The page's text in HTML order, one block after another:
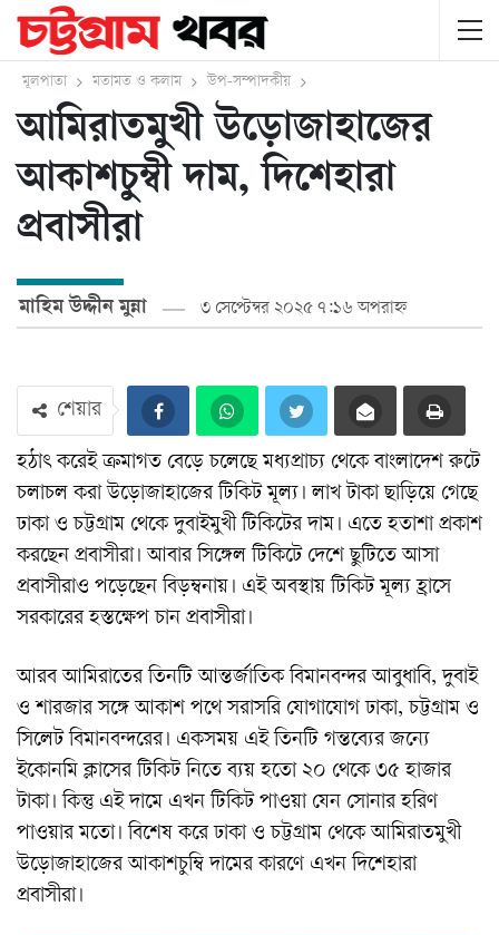
মূলপাতা মতামত ও কলাম উপ-সম্পাদকীয়
আমিরাতমুখী উড়োজাহাজের
আকাশচুম্বী দাম, দিশেহারা
প্রবাসীরা
মাহিম উদ্দীন মুন্না ৩ সেপ্টেম্বর ২০২৫ ৭:১৬ অপরাহ্ন
শেয়ার
হঠাৎ করেই ক্রমাগত বেড়ে চলেছে মধ্যপ্রাচ্য থেকে বাংলাদেশ রুটে
চলাচল করা উড়োজাহাজের টিকিট মূল্য। লাখ টাকা ছাড়িয়ে গেছে
ঢাকা ও চট্টগ্রাম থেকে দুবাইমুখী টিকিটের দাম। এতে হতাশা প্রকাশ
করছেন প্রবাসীরা। আবার সিঙ্গেল টিকিটে দেশে ছুটিতে আসা
প্রবাসীরাও পড়েছেন বিড়ম্বনায়। এই অবস্থায় টিকিট মূল্য হ্রাসে
সরকারের হস্তক্ষেপ চান প্রবাসীরা।
আরব আমিরাতের তিনটি আন্তর্জাতিক বিমানবন্দর আবুধাবি, দুবাই
ও শারজার সঙ্গে আকাশ পথে সরাসরি যোগাযোগ ঢাকা, চট্টগ্রাম ও
সিলেট বিমানবন্দরের। একসময় এই তিনটি গন্তব্যের জন্যে
ইকোনমি ক্লাসের টিকিট নিতে ব্যয় হতো ২০ থেকে ৩৫ হাজার
টাকা। কিন্তু এই দামে এখন টিকিট পাওয়া যেন সোনার হরিণ
পাওয়ার মতো। বিশেষ করে ঢাকা ও চট্টগ্রাম থেকে আমিরাতমুখী
উড়োজাহাজের আকাশচুম্বি দামের কারণে এখন দিশেহারা
প্রবাসীরা।